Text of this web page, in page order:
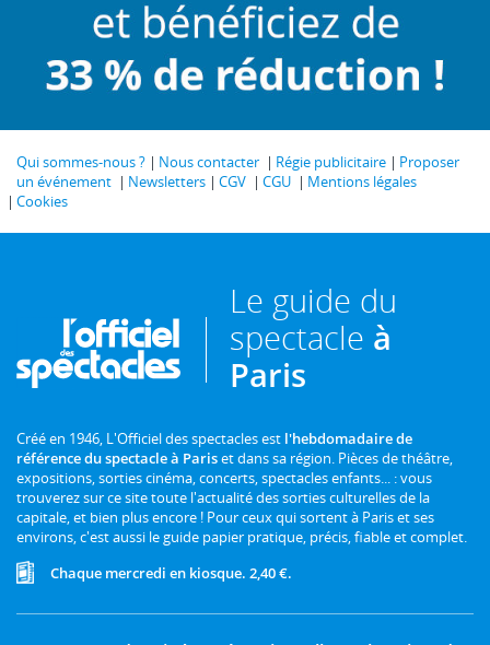
Qui sommes-nous ? Nous contacter Régie publicitaire
Proposer
un événement
Newsletters CGV CGU
Mentions légales
Cookies
Le guide du
spectacle à
Paris
Créé en 1946, L'Officiel des spectacles est l'hebdomadaire de
référence du spectacle à Pariset dans sa région. Pièces de théâtre,
expositions, sorties cinéma, concerts, spectacles enfants... : vous
trouverez sur ce site toute l'actualité des sorties culturelles de la
capitale, et bien plus encore ! Pour ceux qui sortent à Paris et ses
environs, c'est aussi le guide papier pratique, précis, fiable et complet.
Chaque mercredi en kiosque. 2,40 €.